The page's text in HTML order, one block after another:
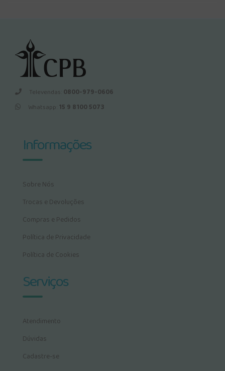
Televendas: 0800-979-0606
Whatsapp: 15 9 8100 5073
Informações
Sobre Nós
Trocas e Devoluções
Compras e Pedidos
Política de Privacidade
Política de Cookies
Serviços
Atendimento
Dúvidas
Cadastre-se